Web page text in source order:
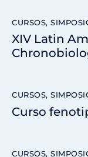
CURSOS,
XIV Latin
CURSOS,
Curso
CURSOS,